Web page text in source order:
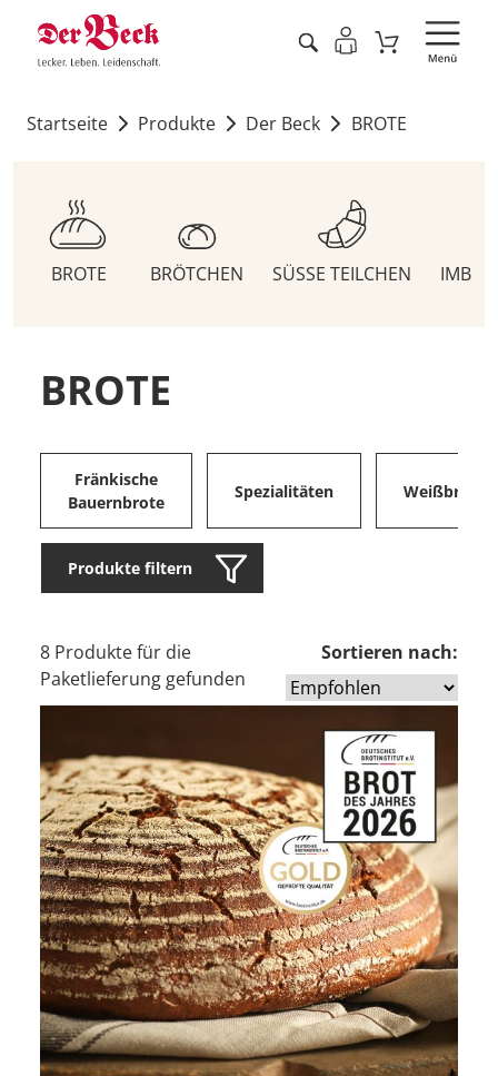
Startseite Produkte Der Beck BROTE
BROTE BRÖTCHEN SÜSSE TEILCHEN
BROTE
Fränkische
Bauernbrote
Spezialitäten Weißbrote
Produkte filtern
8 Produkte für die
Paketlieferung gefunden
Sortieren nach: